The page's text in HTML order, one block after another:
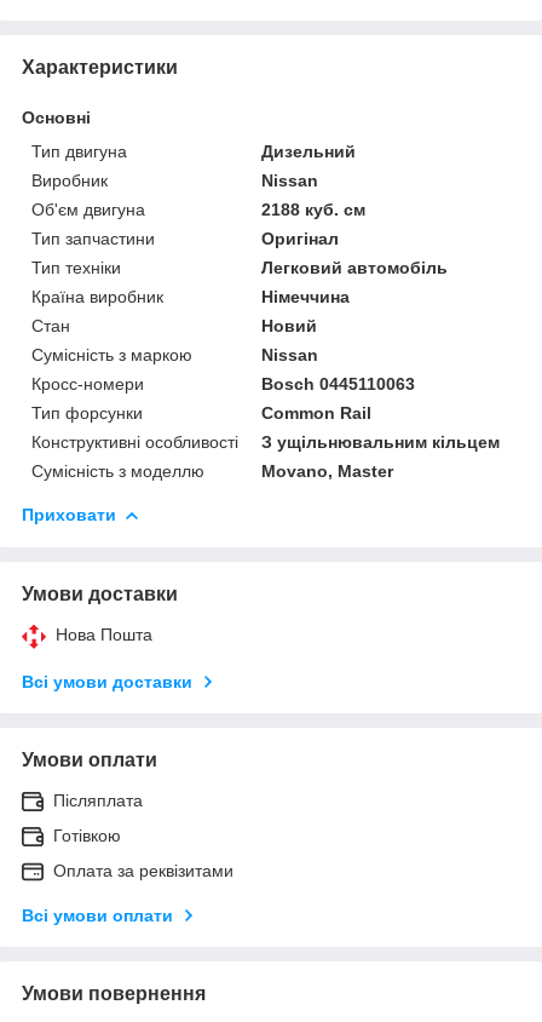
Характеристики
Основні
Тип двигуна
Дизельний
Виробник
Nissan
Об'єм двигуна
2188 куб. см
Тип запчастини
Оригінал
Тип техніки
Легковий автомобіль
Країна виробник
Німеччина
Стан
Новий
Сумісність з маркою
Nissan
Кросс-номери
Bosch 0445110063
Тип форсунки
Common Rail
Конструктивні особливості
З ущільнювальним кільцем
Сумісність з моделлю
Movano, Master
Приховати
Умови доставки
Нова Пошта
Всі умови доставки
Умови оплати
Післяплата
Готівкою
Оплата за реквізитами
Всі умови оплати
Умови повернення